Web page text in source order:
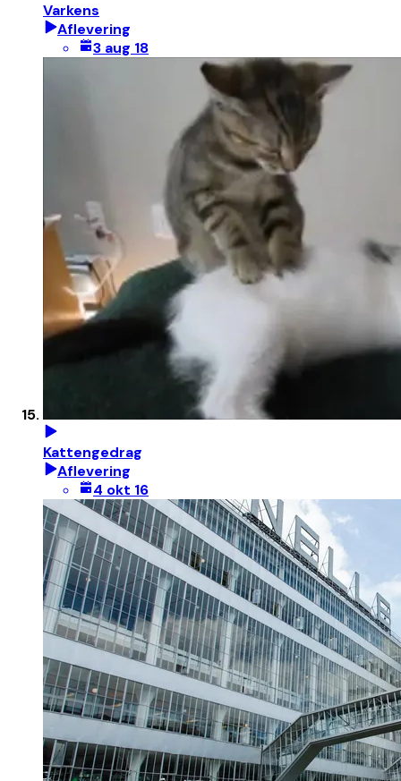
Varkens
Aflevering
3 aug 18
Kattengedrag
Aflevering
4 okt 16